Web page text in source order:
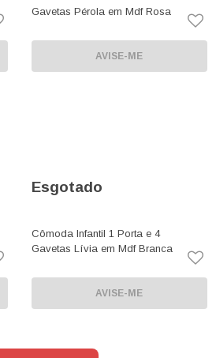
Gavetas Pérola em Mdf Rosa
AVISE-ME
Esgotado
Cômoda Infantil 1 Porta e 4
Gavetas Lívia em Mdf Branca
AVISE-ME